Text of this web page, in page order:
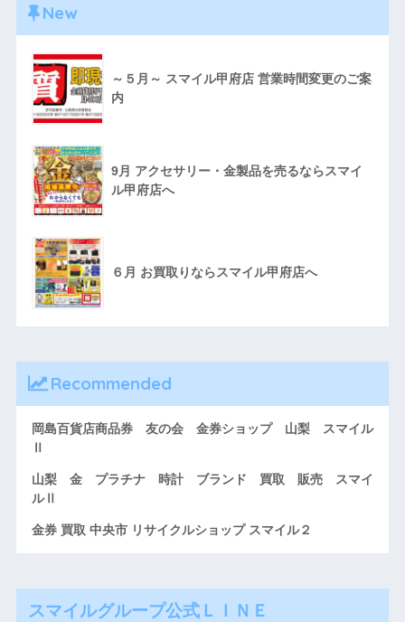
New
～５月～ スマイル甲府店 営業時間変更のご案
内
9月 アクセサリー・金製品を売るならスマイ
ル甲府店へ
６月 お買取りならスマイル甲府店へ
Recommended
岡島百貨店商品券 友の会 金券ショップ 山梨 スマイル
Ⅱ
山梨 金 プラチナ 時計 ブランド 買取 販売 スマイ
ルⅡ
金券 買取 中央市 リサイクルショップ スマイル２
スマイルグループ公式ＬＩＮＥ